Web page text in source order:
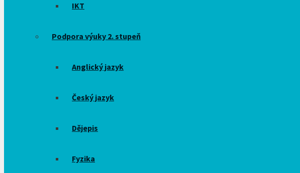
IKT
Podpora výuky 2. stupeň
Anglický jazyk
Český jazyk
Dějepis
Fyzika